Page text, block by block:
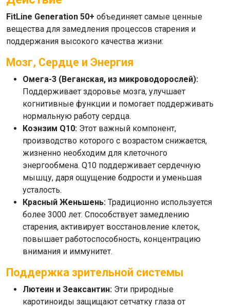
FitLine Generation 50+ объединяет самые ценные
вещества для замедления процессов старения и
поддержания высокого качества жизни:
Мозг, Сердце и Энергия
Омега-3 (Веганская, из микроводорослей):
Поддерживает здоровье мозга, улучшает
когнитивные функции и помогает поддерживать
нормальную работу сердца.
Коэнзим Q10: Этот важный компонент,
производство которого с возрастом снижается,
жизненно необходим для клеточного
энергообмена. Q10 поддерживает сердечную
мышцу, даря ощущение бодрости и уменьшая
усталость.
Красный Женьшень: Традиционно используется
более 3000 лет. Способствует замедлению
старения, активирует восстановление клеток,
повышает работоспособность, концентрацию
внимания и иммунитет.
Поддержка зрительной системы
Лютеин и Зеаксантин: Эти природные
каротиноиды защищают сетчатку глаза от